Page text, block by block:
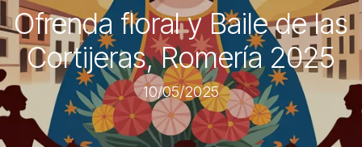
Ofrenda floral y Baile de las
Cortijeras, Romería 2025
10/05/2025